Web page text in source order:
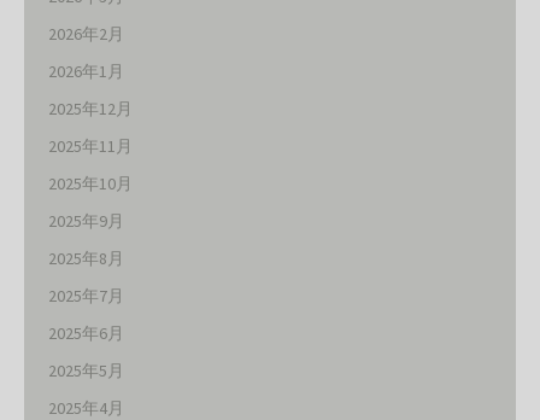
2026年2月
2026年1月
2025年12月
2025年11月
2025年10月
2025年9月
2025年8月
2025年7月
2025年6月
2025年5月
2025年4月